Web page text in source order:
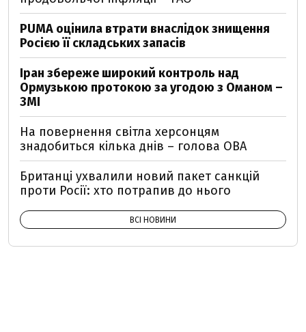
PUMA оцінила втрати внаслідок знищення
Росією її складських запасів
Іран збереже широкий контроль над
Ормузькою протокою за угодою з Оманом –
ЗМІ
На повернення світла херсонцям
знадобиться кілька днів – голова ОВА
Британці ухвалили новий пакет санкцій
проти Росії: хто потрапив до нього
ВСІ НОВИНИ